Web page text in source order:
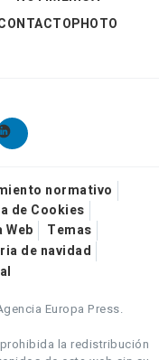
normativo
de Cookies
Web
Temas
de navidad
Europa Press.
la redistribución